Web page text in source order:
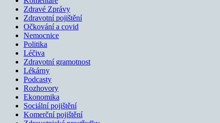
Zdravé Zprávy
Zdravotní pojištění
Očkování a covid
Nemocnice
Politika
Léčiva
Zdravotní gramotnost
Lékárny
Podcasty
Rozhovory
Ekonomika
Sociální pojištění
Komerční pojištění